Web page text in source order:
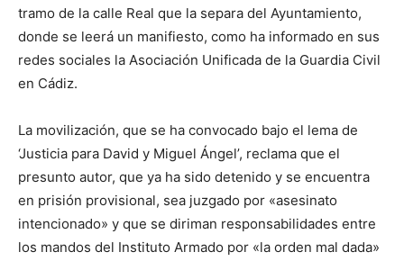
tramo de la calle Real que la separa del Ayuntamiento,
donde se leerá un manifiesto, como ha informado en sus
redes sociales la Asociación Unificada de la Guardia Civil
en Cádiz.
La movilización, que se ha convocado bajo el lema de
‘Justicia para David y Miguel Ángel’, reclama que el
presunto autor, que ya ha sido detenido y se encuentra
en prisión provisional, sea juzgado por «asesinato
intencionado» y que se diriman responsabilidades entre
los mandos del Instituto Armado por «la orden mal dada»